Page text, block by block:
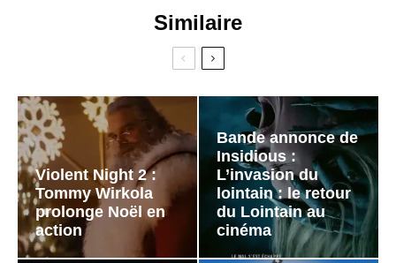
Similaire
Violent Night 2 :
Tommy Wirkola
prolonge Noël en
action
Bande annonce de
Insidious :
L’invasion du
lointain : le retour
du Lointain au
cinéma